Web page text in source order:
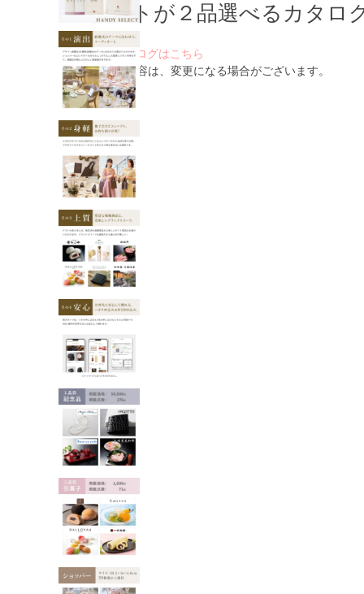
ゲストが２品選べるカタロ
WEBカタログはこちら
※ 掲載内容は、変更になる場合がございます。